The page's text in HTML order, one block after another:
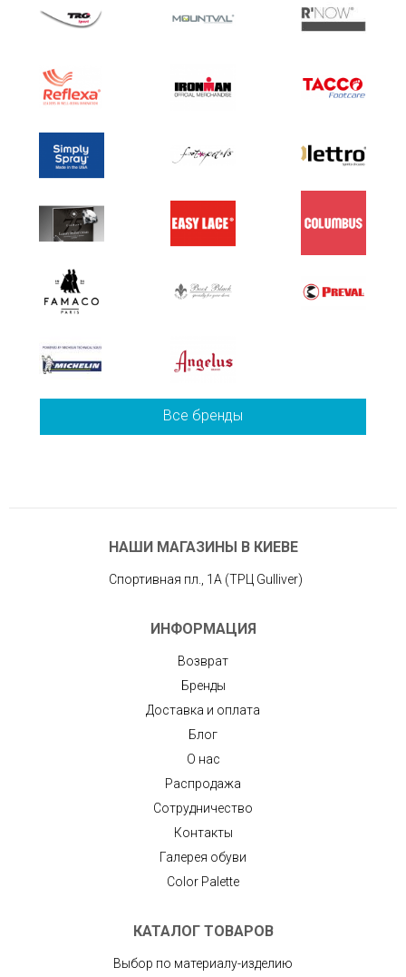
Все бренды
НАШИ МАГАЗИНЫ В КИЕВЕ
Спортивная пл., 1А (ТРЦ Gulliver)
ИНФОРМАЦИЯ
Возврат
Бренды
Доставка и оплата
Блог
О нас
Распродажа
Сотрудничество
Контакты
Галерея обуви
Color Palette
КАТАЛОГ ТОВАРОВ
Выбор по материалу-изделию